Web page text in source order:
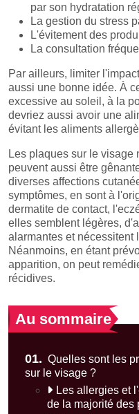
par son hydratation
La gestion du stress
L'évitement des
La consultation
Par ailleurs, limiter
aussi une bonne idée. À
excessive au soleil, à la
devriez aussi avoir une
évitant les aliments
Les plaques sur le visage
peuvent aussi être
diverses affections
symptômes, en sont à
dermatite de contact,
elles semblent légères,
alarmantes et nécessitent
Néanmoins, en étant
apparition, on peut
récidives.
Au sommaire
01. Quelles sont les
sur le visage ?
Les allergies et
de la majorité des